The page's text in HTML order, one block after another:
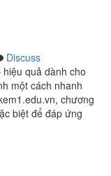
Discuss
quả dành cho
một cách nhanh
chương
biệt để đáp ứng